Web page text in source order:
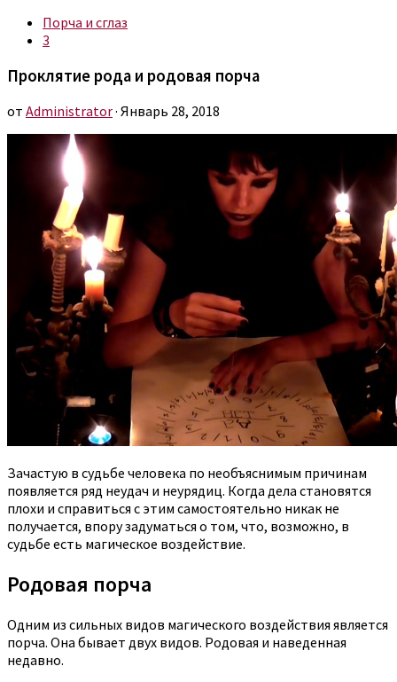
Порча и сглаз
3
Проклятие рода и родовая порча
от Administrator· Январь 28, 2018
Зачастую в судьбе человека по необъяснимым причинам
появляется ряд неудач и неурядиц. Когда дела становятся
плохи и справиться с этим самостоятельно никак не
получается, впору задуматься о том, что, возможно, в
судьбе есть магическое воздействие.
Родовая порча
Одним из сильных видов магического воздействия является
порча. Она бывает двух видов. Родовая и наведенная
недавно.